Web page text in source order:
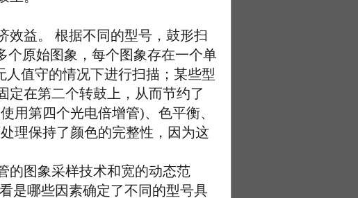
益。 根据不同的型号，鼓形扫
个原始图象，每个图象存在一个单
人值守的情况下进行扫描；某些型
定在第二个转鼓上，从而节约了
用第四个光电倍增管)、色平衡、
理保持了颜色的完整性，因为这
图象采样技术和宽的动态范
是哪些因素确定了不同的型号具